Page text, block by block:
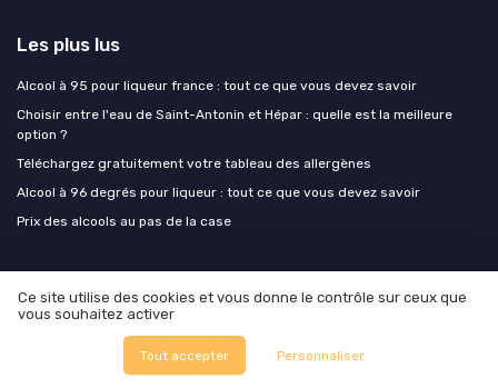
Les plus lus
Alcool à 95 pour liqueur france : tout ce que vous devez savoir
Choisir entre l'eau de Saint-Antonin et Hépar : quelle est la meilleure
option ?
Téléchargez gratuitement votre tableau des allergènes
Alcool à 96 degrés pour liqueur : tout ce que vous devez savoir
Prix des alcools au pas de la case
Les derniers articles
Protéines fermentées, mycélium, algues : les ingrédients que les chefs
testent et que les industriels commencent à scaler
Quand Barnabé aime le café : lifestyle, food et art de vivre responsable
Ce site utilise des cookies et vous donne le contrôle sur ceux que
vous souhaitez activer
Tout accepter Personnaliser